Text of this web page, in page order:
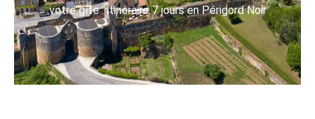
votre gîte : itinéraire 7 jours en Périgord Noir